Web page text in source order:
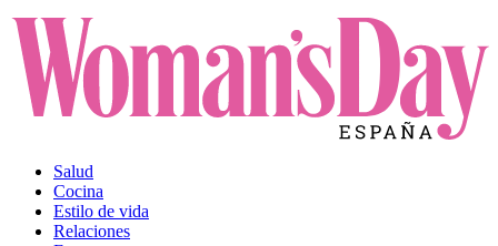
Salud
Cocina
Estilo de vida
Relaciones